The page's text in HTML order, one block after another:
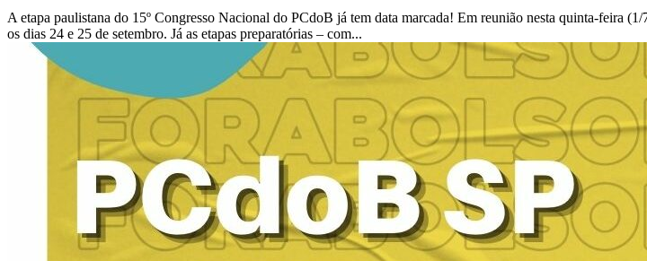
A etapa paulistana do 15º Congresso Nacional do PCdoB já tem data marcada! Em reunião nesta quinta-feira
os dias 24 e 25 de setembro. Já as etapas preparatórias – com...